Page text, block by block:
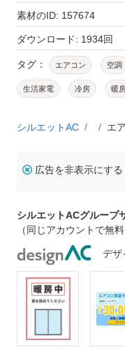
素材のID: 157674
ダウンロード: 1934回
タグ： エアコン 空調
生活家電 冷房 暖
シルエットAC エ
広告を非表示にする
シルエットACグループ
（同じアカウントで無
デザ